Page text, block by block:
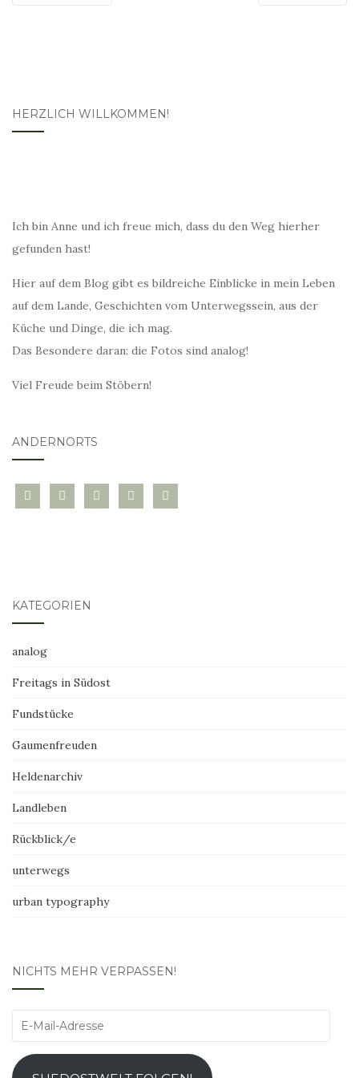
HERZLICH WILLKOMMEN!
Ich bin Anne und ich freue mich, dass du den Weg hierher
gefunden hast!
Hier auf dem Blog gibt es bildreiche Einblicke in mein Leben
auf dem Lande, Geschichten vom Unterwegssein, aus der
Küche und Dinge, die ich mag.
Das Besondere daran: die Fotos sind analog!
Viel Freude beim Stöbern!
ANDERNORTS
bloglovininstagramtwitter pinterest
mail
KATEGORIEN
analog
Freitags in Südost
Fundstücke
Gaumenfreuden
Heldenarchiv
Landleben
Rückblick/e
unterwegs
urban typography
NICHTS MEHR VERPASSEN!
E-
Adresse